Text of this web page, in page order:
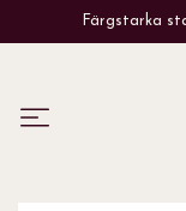
Färgstarka